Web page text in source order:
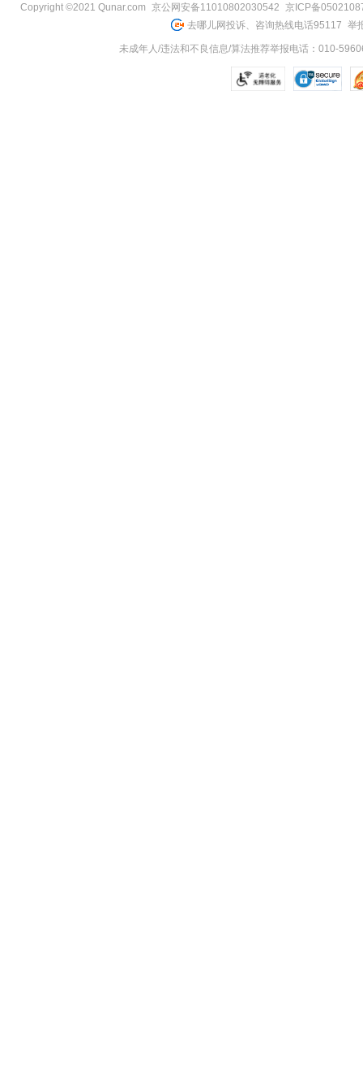
Copyright ©2021 Qunar.com 京公网安备11010802030542
京ICP备
去哪儿网投诉、咨询热线电话95117 举
未成年人/违法和不良信息/算法推荐举报电话：010-